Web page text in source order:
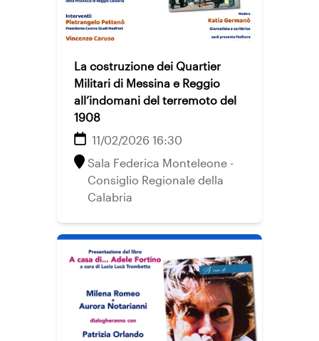
La costruzione dei Quartier
Militari di Messina e Reggio
all’indomani del terremoto del
1908
11/02/2026 16:30
Sala Federica Monteleone -
Consiglio Regionale della
Calabria